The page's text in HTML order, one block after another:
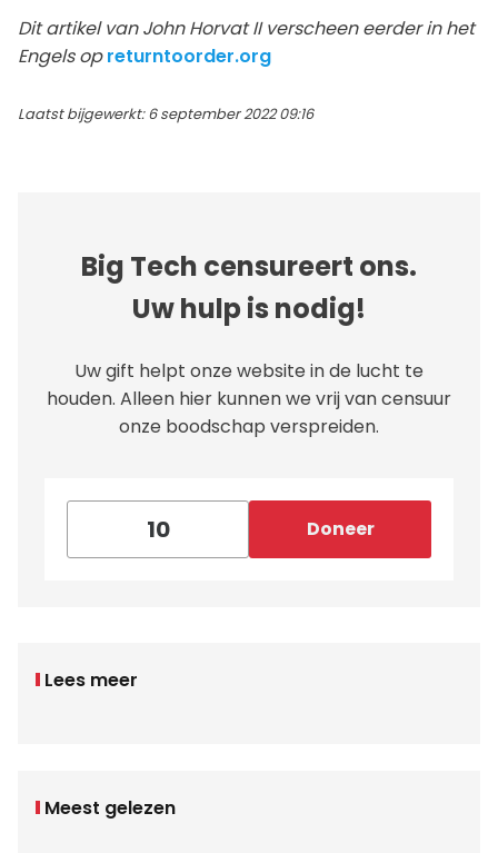
Dit artikel van John Horvat II verscheen eerder in het
Engels op returntoorder.org
Laatst bijgewerkt: 6 september 2022 09:16
Big Tech censureert ons.
Uw hulp is nodig!
Uw gift helpt onze website in de lucht te
houden. Alleen hier kunnen we vrij van censuur
onze boodschap verspreiden.
Doneer
Lees meer
Meest gelezen